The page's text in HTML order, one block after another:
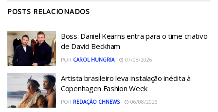
POSTS RELACIONADOS
Boss: Daniel Kearns entra para o time criativo
de David Beckham
POR CAROL HUNGRIA 07/08/2026
Artista brasileiro leva instalação inédita à
Copenhagen Fashion Week
POR REDAÇÃO CHNEWS 06/08/2026